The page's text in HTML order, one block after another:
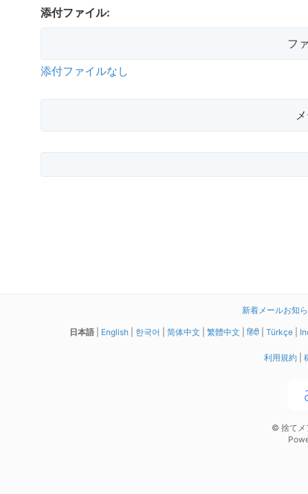
添付ファイル:
フ
添付ファイルなし
新着メールお知
日本語 English 한국어 简体中文 繁體中文 हिंदी Türkçe
利用規約
© 捨てメ